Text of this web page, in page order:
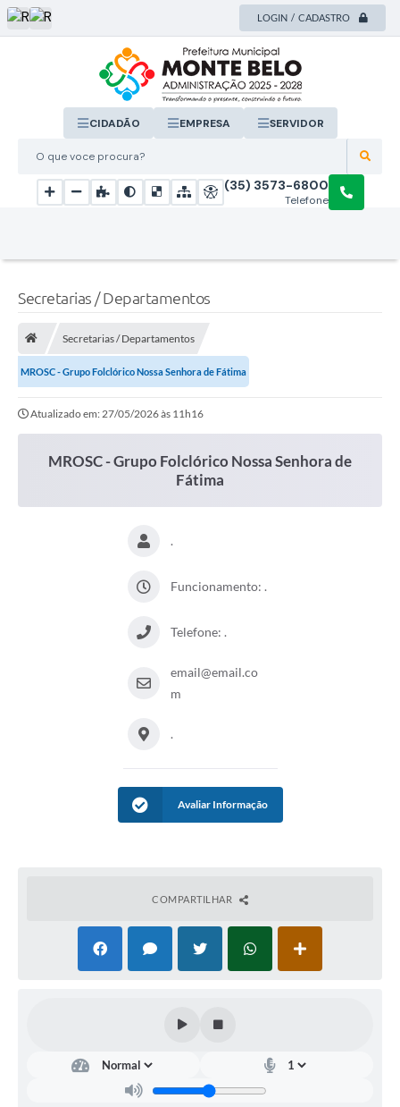
LOGIN / CADASTRO
O que voce procura?
CIDADÃO EMPRESA SERVIDOR
Telefone
(35) 3573-6800
Secretarias / Departamentos
Secretarias / Departamentos
MROSC - Grupo Folclórico Nossa Senhora de Fátima
Atualizado em: 27/05/2026 às 11h16
MROSC - Grupo Folclórico Nossa Senhora de
Fátima
.
Funcionamento: .
Telefone: .
email@email.co
m
.
Avaliar Informação
COMPARTILHAR